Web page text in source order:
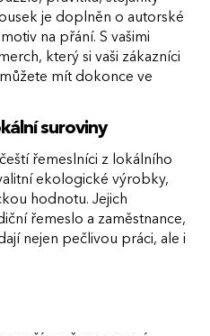
je doplněn o autorské
na přání. S vašimi
který si vaši zákazníci
mít dokonce ve
suroviny
řemeslníci z lokálního
ekologické výrobky,
hodnotu. Jejich
řemeslo a zaměstnance,
nejen pečlivou práci, ale i